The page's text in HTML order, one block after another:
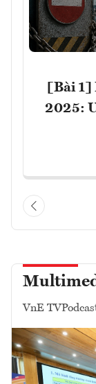
[Bài 1]
2025:
VnE TV